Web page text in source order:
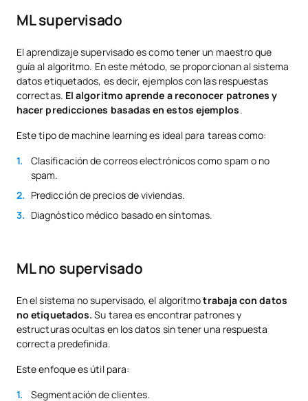
ML supervisado
El aprendizaje supervisado es como tener un maestro que
guía al algoritmo. En este método, se proporcionan al sistema
datos etiquetados, es decir, ejemplos con las respuestas
correctas. El algoritmo aprende a reconocer patrones y
hacer predicciones basadas en estos ejemplos.
Este tipo de machine learning es ideal para tareas como:
Clasificación de correos electrónicos como spam o no
spam.
Predicción de precios de viviendas.
Diagnóstico médico basado en síntomas.
ML no supervisado
En el sistema no supervisado, el algoritmotrabaja con datos
no etiquetados.Su tarea es encontrar patrones y
estructuras ocultas en los datos sin tener una respuesta
correcta predefinida.
Este enfoque es útil para:
Segmentación de clientes.